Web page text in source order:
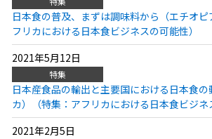
日本食の普及、まずは調味料から（エチオ
フリカにおける日本食ビジネスの可能性）
2021年5月12日
特集
日本産食品の輸出と主要国における日本食の
カ）（特集：アフリカにおける日本食ビジネ
2021年2月5日